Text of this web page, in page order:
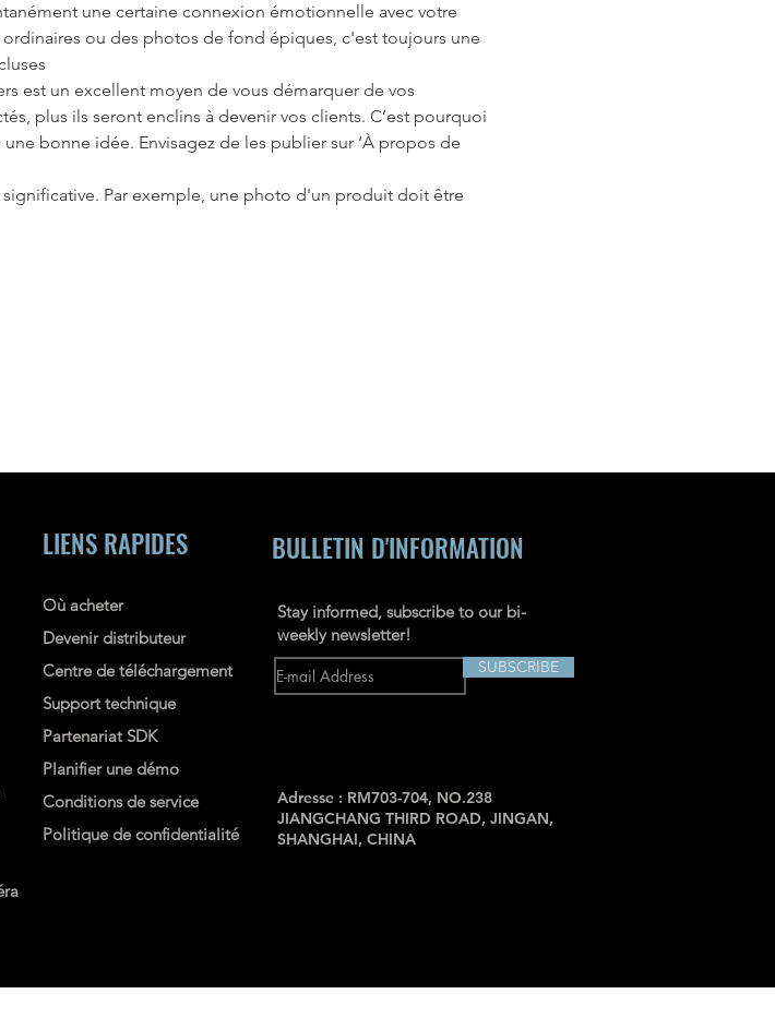
une certaine connexion émotionnelle avec votre
ou des photos de fond épiques, c'est toujours une
est un excellent moyen de vous démarquer de vos
plus ils seront enclins à devenir vos clients. C’est pourquoi
bonne idée. Envisagez de les publier sur ‘À propos de
Par exemple, une photo d'un produit doit être
LIENS RAPIDES
Où acheter
Devenir distributeur
Centre de téléchargement
Support technique
Partenariat SDK
Planifier une démo
Conditions de service
Politique de confidentialité
BULLETIN D'INFORMATION
Stay informed, subscribe to our bi-
weekly newsletter!
SUBSCRIBE
Adresse : RM703-704, NO.238
JIANGCHANG THIRD ROAD, JINGAN,
SHANGHAI, CHINA